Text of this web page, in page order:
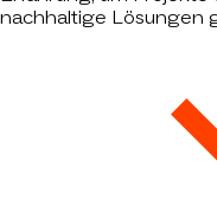
nachhaltige Lösungen